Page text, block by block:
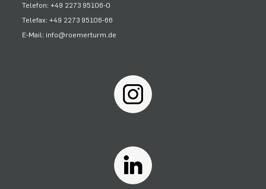
Telefon: +49 2273 95106-0
Telefax: +49 2273 95106-66
E-Mail: info@roemerturm.de